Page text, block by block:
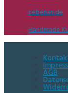
nebenan.de
Handmade
AGB